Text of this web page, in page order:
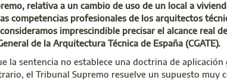
relativa a un cambio de uso de un local a
competencias profesionales de los arquitectos
imprescindible precisar el alcance real
de la Arquitectura Técnica de España (CGATE).
la sentencia no establece una doctrina de
el Tribunal Supremo resuelve un supuesto muy